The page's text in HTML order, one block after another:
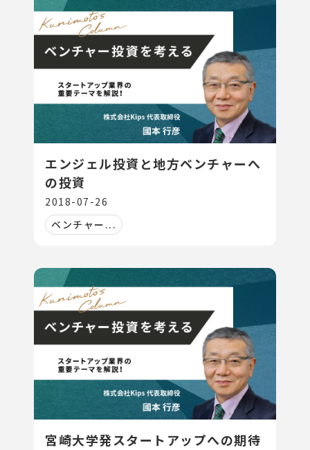
エンジェル投資と地方ベンチャーへ
の投資
2018-07-26
ベンチャー...
宮崎大学発スタートアップへの期待